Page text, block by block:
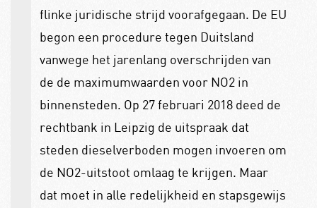
flinke juridische strijd voorafgegaan. De EU
begon een procedure tegen Duitsland
vanwege het jarenlang overschrijden van
de de maximumwaarden voor NO2 in
binnensteden. Op 27 februari 2018 deed de
rechtbank in Leipzig de uitspraak dat
steden dieselverboden mogen invoeren om
de NO2-uitstoot omlaag te krijgen. Maar
dat moet in alle redelijkheid en stapsgewijs